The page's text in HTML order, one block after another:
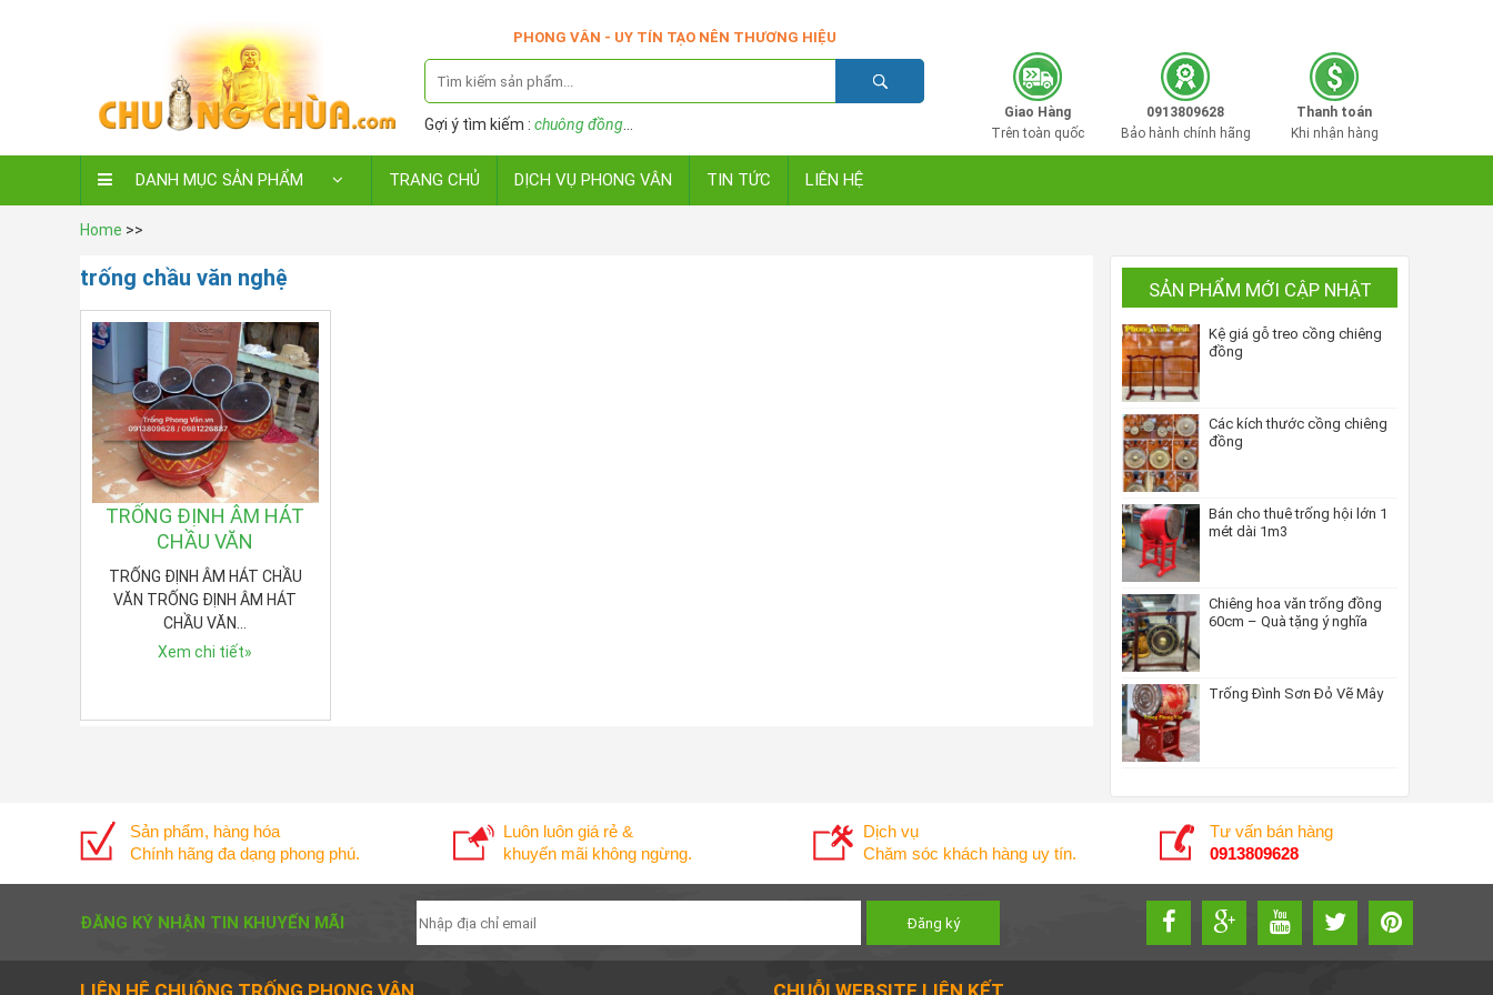
PHONG VÂN - UY TÍN TẠO NÊN THƯƠNG HIỆU
Gợi ý tìm kiếm : chuông đồng
Giao Hàng
Trên toàn quốc
0913809628
Bảo hành chính hãng
Thanh toán
Khi nhận hàng
DANH MỤC SẢN PHẨM TRANG CHỦ DỊCH VỤ PHONG VÂN TIN TỨC LIÊN HỆ
Home >>
trống chầu văn nghệ
TRỐNG ĐỊNH ÂM HÁT
CHẦU VĂN
TRỐNG ĐỊNH ÂM HÁT CHẦU
VĂN TRỐNG ĐỊNH ÂM HÁT
CHẦU VĂN…
Xem chi tiết»
SẢN PHẨM MỚI CẬP NHẬT
Kệ giá gỗ treo cồng chiêng
đồng
Các kích thước cồng chiêng
đồng
Bán cho thuê trống hội lớn 1
mét dài 1m3
Chiêng hoa văn trống đồng
60cm – Quà tặng ý nghĩa
Trống Đình Sơn Đỏ Vẽ Mây
Sản phẩm, hàng hóa
Chính hãng đa dạng phong phú.
Luôn luôn giá rẻ &
khuyến mãi không ngừng.
Dịch vụ
Chăm sóc khách hàng uy tín.
Tư vấn bán hàng
0913809628
ĐĂNG KÝ NHẬN TIN KHUYẾN MÃI
LIÊN HỆ CHUÔNG TRỐNG PHONG VÂN CHUỖI WEBSITE LIÊN KẾT